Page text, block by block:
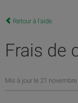
Retour à l'aide
Frais de
Mis à jour le 21